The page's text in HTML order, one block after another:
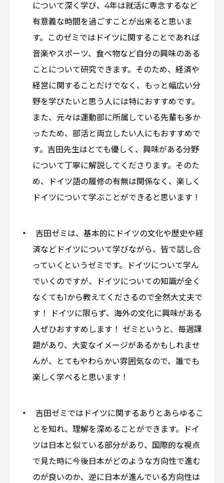
について深く学び、4年は就活に専念するなど
有意義な時間を過ごすことが出来ると思いま
す。このゼミではドイツに関することであれば
音楽やスポーツ、食べ物など自分の興味のある
ことについて研究できます。そのため、経済や
経営に関することだけでなく、もっと幅広い分
野を学びたいと思う人には特におすすめです。
また、元々は運動部に所属している先輩も多か
ったため、部活と両立したい人にもおすすめで
す。吉田先生はとても優しく、興味がある分野
について丁寧に解説してくださります。そのた
め、ドイツ語の履修の有無は関係なく、楽しく
ドイツについて学ぶことができると思います！
吉田ゼミは、基本的にドイツの文化や歴史や経
済などドイツについて学びながら、皆で話し合
っていくというゼミです。ドイツについて学ん
でいくのですが、ドイツについての知識が全く
なくても1から教えてくださるので全然大丈夫で
す！ ドイツに限らず、海外の文化に興味がある
人ぜひおすすめします！ ゼミというと、毎週課
題があり、大変なイメージがあるかもしれませ
んが、とてもやわらかい雰囲気なので、誰でも
楽しく学べると思います！
吉田ゼミではドイツに関するありとあらゆるこ
とを知れ、理解を深めることができます。ドイ
ツは日本と似ている部分があり、国際的な視点
で見た時に今後日本がどのような方向性で進む
のが良いのか、逆に日本が進んでいる方向性は